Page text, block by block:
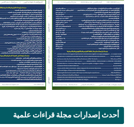
أحدث إصدارات مجلة قراءات علمية